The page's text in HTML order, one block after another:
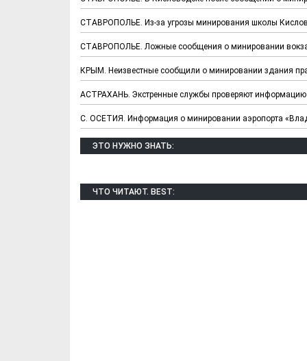
СТАВРОПОЛЬЕ. Из-за угрозы минирования школы
СТАВРОПОЛЬЕ. Ложные сообщения о минировании
КРЫМ. Неизвестные сообщили о минировании здания
АСТРАХАНЬ. Экстренные службы проверяют
С. ОСЕТИЯ. Информация о минировании аэропорта
ЭТО НУЖНО ЗНАТЬ:
ЧТО ЧИТАЮТ. BEST:
Х. Гапураев. Капкан
для Зелимхана (Отр.
из романа «1овда»)
ЧЕЧНЯ. А.